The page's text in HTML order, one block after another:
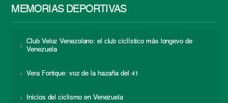
MEMORIAS DEPORTIVAS
Club Veloz Venezolano: el club ciclístico más longevo de
Venezuela
Vera Fortique: voz de la hazaña del 41
Inicios del ciclismo en Venezuela